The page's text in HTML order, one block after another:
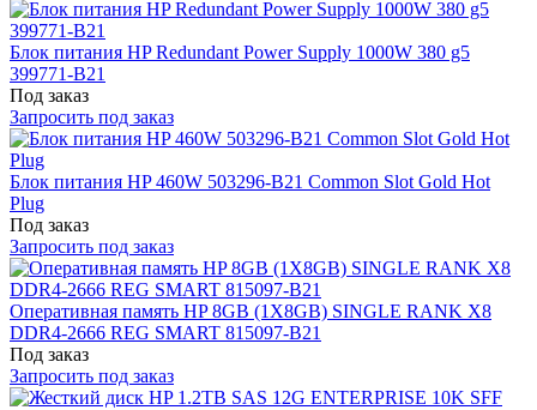
Блок питания HP Redundant Power Supply 1000W 380 g5
399771-B21
Под заказ
Запросить под заказ
Блок питания HP 460W 503296-B21 Common Slot Gold Hot
Plug
Под заказ
Запросить под заказ
Оперативная память HP 8GB (1X8GB) SINGLE RANK X8
DDR4-2666 REG SMART 815097-B21
Под заказ
Запросить под заказ